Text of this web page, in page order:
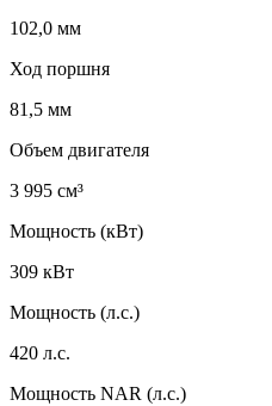
102,0 мм
Ход поршня
81,5 мм
Объем двигателя
3 995 см³
Мощность (кВт)
309 кВт
Мощность (л.с.)
420 л.с.
Мощность NAR (л.с.)